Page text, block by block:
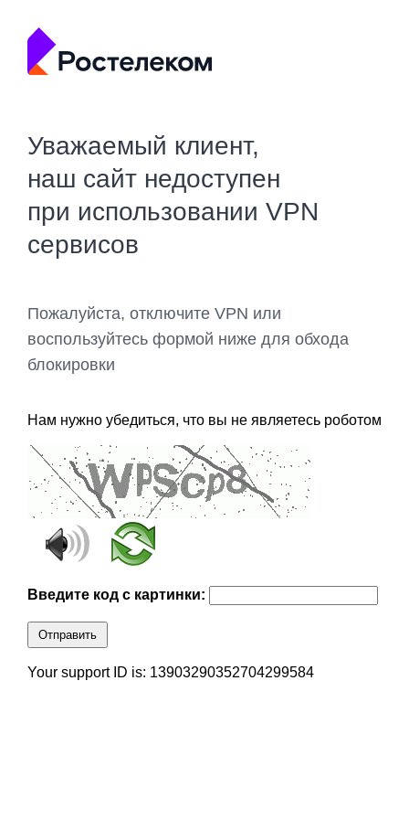
Уважаемый клиент,
наш сайт недоступен
при использовании VPN
сервисов
Пожалуйста, отключите VPN или
воспользуйтесь формой ниже для обхода
блокировки
Нам нужно убедиться, что вы не являетесь роботом
Введите код с картинки:
Отправить
Your support ID is: 13903290352704299584